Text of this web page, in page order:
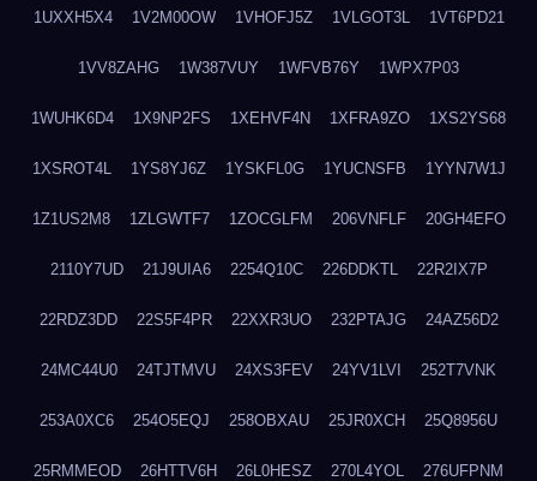
1UXXH5X4 1V2M00OW 1VHOFJ5Z 1VLGOT3L 1VT6PD21
1VV8ZAHG 1W387VUY 1WFVB76Y 1WPX7P03
1WUHK6D4 1X9NP2FS 1XEHVF4N 1XFRA9ZO 1XS2YS68
1XSROT4L 1YS8YJ6Z 1YSKFL0G 1YUCNSFB 1YYN7W1J
1Z1US2M8 1ZLGWTF7 1ZOCGLFM 206VNFLF 20GH4EFO
2110Y7UD 21J9UIA6 2254Q10C 226DDKTL 22R2IX7P
22RDZ3DD 22S5F4PR 22XXR3UO 232PTAJG 24AZ56D2
24MC44U0 24TJTMVU 24XS3FEV 24YV1LVI 252T7VNK
253A0XC6 254O5EQJ 258OBXAU 25JR0XCH 25Q8956U
25RMMEOD 26HTTV6H 26L0HESZ 270L4YOL 276UFPNM